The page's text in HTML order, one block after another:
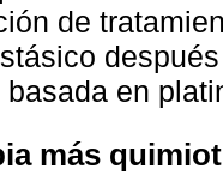
de
en
más